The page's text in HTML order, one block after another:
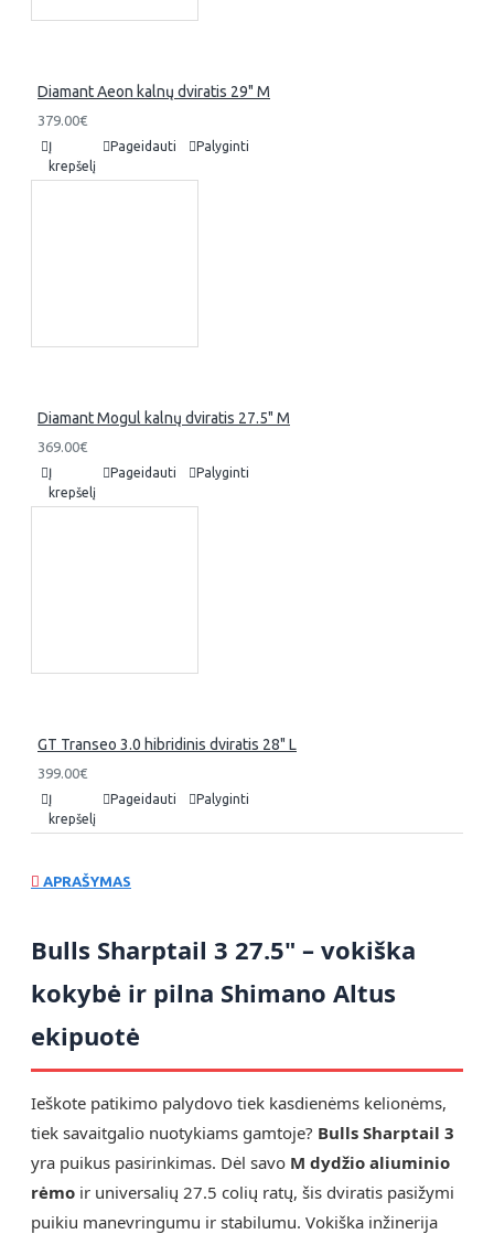
Diamant Aeon kalnų dviratis 29" M
379.00€
Į
krepšelį
Pageidauti Palyginti
Diamant Mogul kalnų dviratis 27.5" M
369.00€
Į
krepšelį
Pageidauti Palyginti
GT Transeo 3.0 hibridinis dviratis 28" L
399.00€
Į
krepšelį
Pageidauti Palyginti
APRAŠYMAS
Bulls Sharptail 3 27.5" – vokiška
kokybė ir pilna Shimano Altus
ekipuotė
Ieškote patikimo palydovo tiek kasdienėms kelionėms,
tiek savaitgalio nuotykiams gamtoje? Bulls Sharptail 3
yra puikus pasirinkimas. Dėl savo M dydžio aliuminio
rėmo ir universalių 27.5 colių ratų, šis dviratis pasižymi
puikiu manevringumu ir stabilumu. Vokiška inžinerija